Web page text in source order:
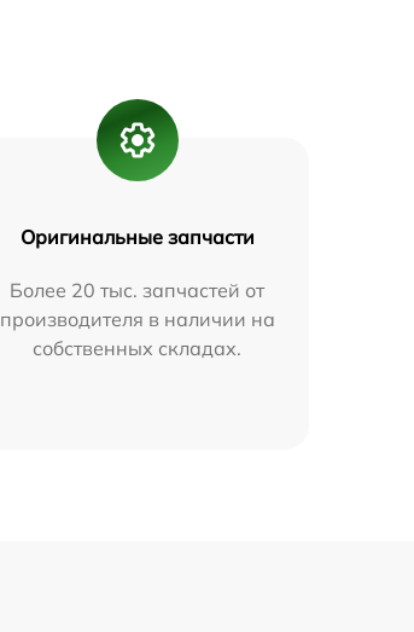
Оригинальные запчасти
Более 20 тыс. запчастей от
производителя в наличии на
собственных складах.